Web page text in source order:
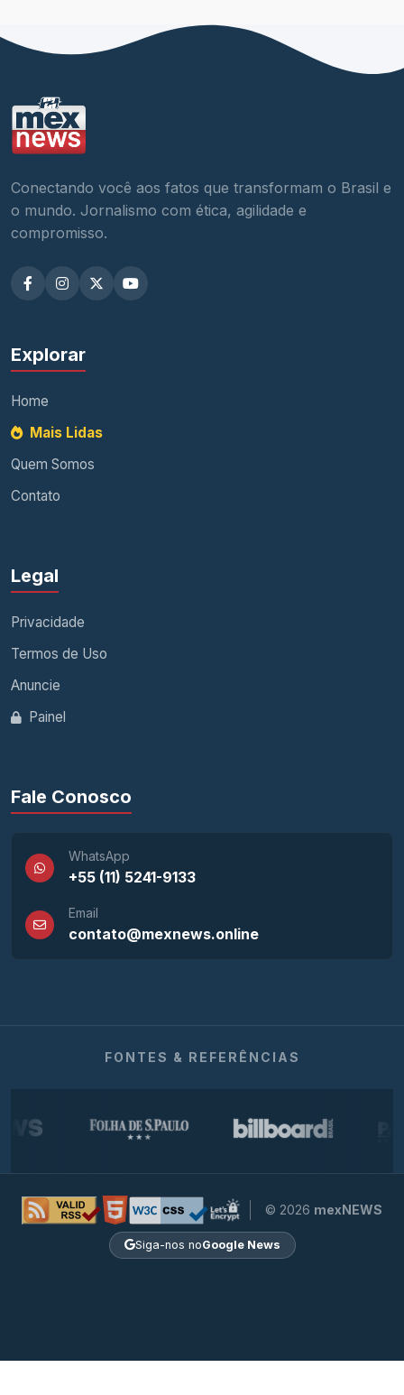
Conectando você aos fatos que transformam o Brasil e
o mundo. Jornalismo com ética, agilidade e
compromisso.
Explorar
Home
Mais Lidas
Quem Somos
Contato
Legal
Privacidade
Termos de Uso
Anuncie
Painel
Fale Conosco
WhatsApp
+55 (11) 5241-9133
Email
contato@mexnews.online
FONTES & REFERÊNCIAS
© 2026 mexNEWS
Siga-nos noGoogle News